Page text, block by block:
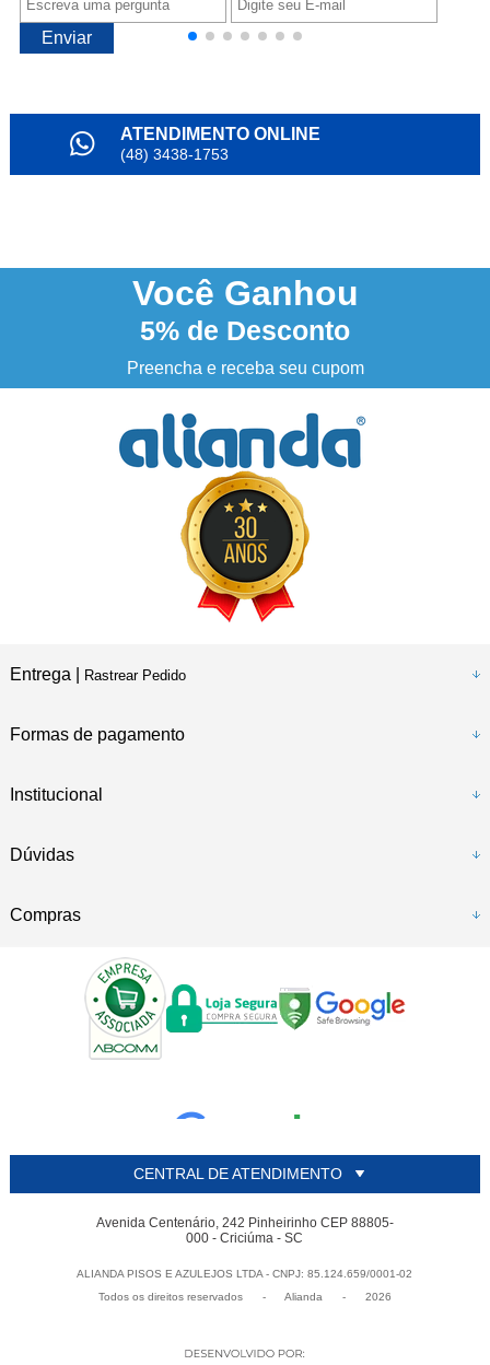
Enviar
ATENDIMENTO ONLINE
(48) 3438-1753
NOSSO INSTAGRAM @alianda_oficial
3% DESCONTO à vista no boleto ou pix
Você Ganhou
5% de Desconto
Preencha e receba seu cupom
Entrega | Rastrear Pedido
Formas de pagamento
Institucional
Dúvidas
Compras
CENTRAL DE ATENDIMENTO
Avenida Centenário, 242 Pinheirinho CEP 88805-
000 - Criciúma - SC
ALIANDA PISOS E AZULEJOS LTDA - CNPJ: 85.124.659/0001-02
Todos os direitos reservados
- Alianda - 2026